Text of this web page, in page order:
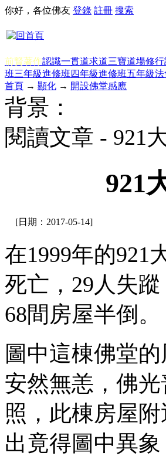
你好，各位佛友 登錄 註冊 搜索
前賢著作認識一貫道求道三寶道場修行
班三年級進修班四年級進修班五年級法
首頁 → 顯化 → 開設佛堂感應
背景：
閱讀文章 - 921
921
[日期：2017-05-14]
在1999年的921
死亡，29人失
68間房屋半倒。
圖中這棟佛堂
安然無恙，佛
照，此棟房屋
出竟得圖中異